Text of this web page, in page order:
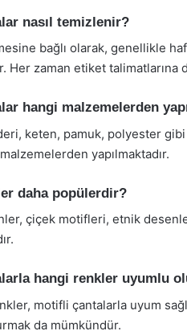
nasıl temizlenir?
bağlı olarak, genellikle
Her zaman etiket
hangi malzemelerden
keten, pamuk, polyester
yapılmaktadır.
daha popülerdir?
çiçek motifleri, etnik
hangi renkler uyumlu
motifli çantalarla uyum
da mümkündür.